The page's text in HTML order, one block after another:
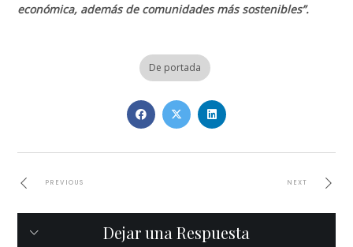
económica, además de comunidades más sostenibles”.
De portada
PREVIOUS NEXT
Dejar una Respuesta